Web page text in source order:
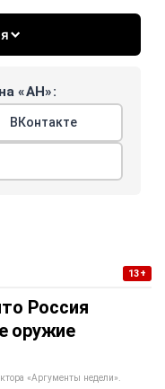
«АН»:
ВКонтакте
13+
Россия
оружие
«Аргументы недели».